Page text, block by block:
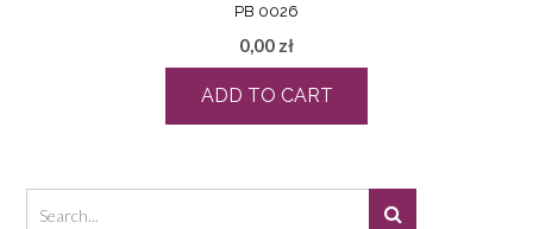
PB 0026
0,00 zł
ADD TO CART